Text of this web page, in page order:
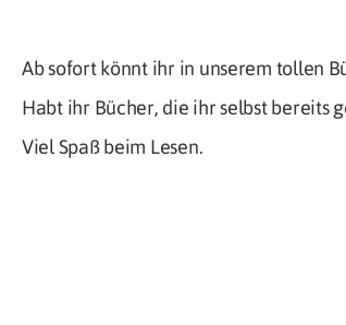
Ab sofort könnt ihr in unserem tollen
Habt ihr Bücher, die ihr selbst bereits
Viel Spaß beim Lesen.